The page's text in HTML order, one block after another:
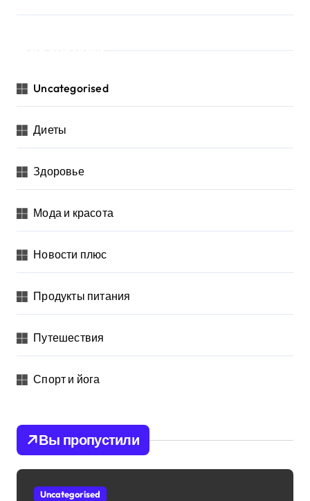
Uncategorised
Диеты
Здоровье
Мода и красота
Новости плюс
Продукты питания
Путешествия
Спорт и йога
Вы пропустили
Uncategorised